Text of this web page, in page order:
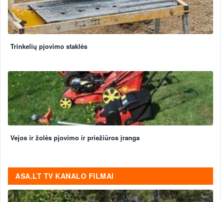
Trinkelių pjovimo staklės
Vejos ir žolės pjovimo ir priežiūros įranga
ASA.LT TV KANALO FILMAI